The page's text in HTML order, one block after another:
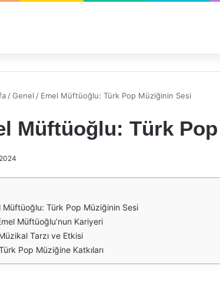
/Genel / Emel Müftüoğlu: Türk Pop Müziğinin Sesi
Müftüoğlu: Türk
Müftüoğlu: Türk Pop Müziğinin Sesi
Müftüoğlu’nun Kariyeri
Tarzı ve Etkisi
Pop Müziğine Katkıları